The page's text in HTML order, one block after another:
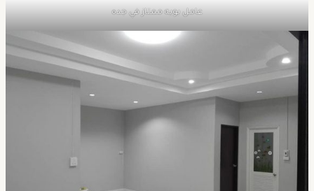
عامل بويه ممتاز في جده